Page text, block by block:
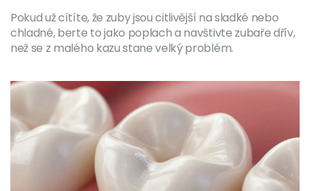
Pokud už cítíte, že zuby jsou citlivější na sladké nebo
chladné, berte to jako poplach a navštivte zubaře dřív,
než se z malého kazu stane velký problém.